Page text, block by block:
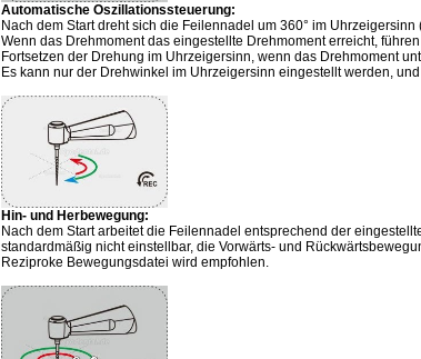
Automatische Oszillationssteuerung:
Nach dem Start dreht sich die Feilennadel um 360° im
Wenn das Drehmoment das eingestellte Drehmoment erreicht,
Fortsetzen der Drehung im Uhrzeigersinn, wenn das Drehmoment
Es kann nur der Drehwinkel im Uhrzeigersinn eingestellt werden,
Hin- und Herbewegung:
Nach dem Start arbeitet die Feilennadel entsprechend der
standardmäßig nicht einstellbar, die Vorwärts- und
Reziproke Bewegungsdatei wird empfohlen.